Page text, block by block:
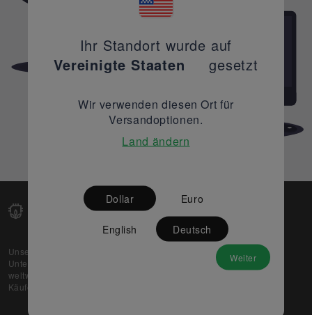
Unsere Web-Plattform unterstützt OEM- und EMS-
Unternehmen dabei, ihre überschüssigen Lagerbestände
weltweit zu verkaufen und gleichzeitig den potenziellen
Käufern beste Preise und Qualität zu bieten.
Partner
Ihr Standort wurde auf
Vereinigte Staaten
gesetzt
Wir verwenden diesen Ort für
Versandoptionen.
Land ändern
Dollar Euro
English Deutsch
Weiter